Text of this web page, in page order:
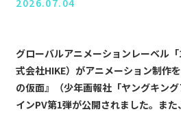
2026.07.04
グローバルアニメーションレーベル
式会社HIKE）がアニメーション制作
の仮面』（少年画報社「ヤングキン
インPV第1弾が公開されました。ま